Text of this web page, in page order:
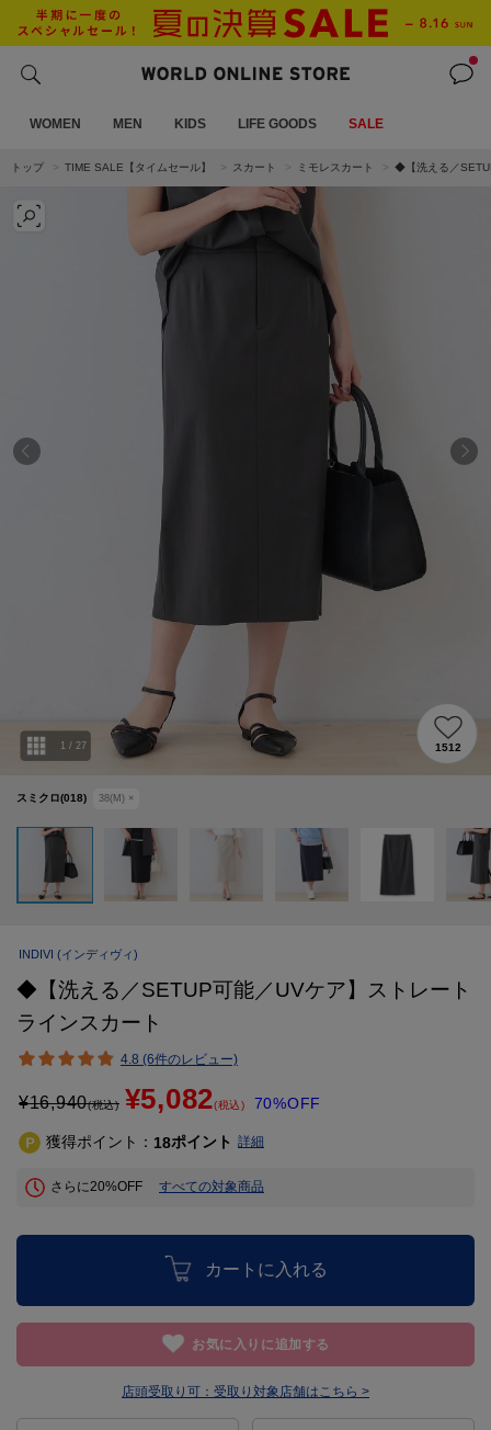
WOMEN MEN KIDS LIFE GOODS SALE
トップ TIME SALE【タイムセール】 スカート ミモレスカート ◆【洗える／
スミクロ(018) 38(M) ×
1 / 27 1512
INDIVI (インディヴィ)
◆【洗える／SETUP可能／UVケア】ストレート
ラインスカート
4.8 (6件のレビュー)
¥16,940(税込) ¥5,082(税込) 70%OFF
獲得ポイント： 18ポイント 詳細
さらに20%OFF すべての対象商品
カートに入れる
お気に入りに追加する
店頭受取り可： 受取り対象店舗はこちら >